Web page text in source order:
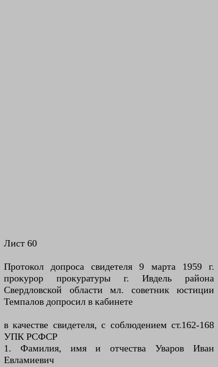
Лист 60
Протокол допроса свидетеля 9 марта 1959 г.
прокурор прокуратуры г. Ивдель района
Свердловской области мл. советник юстиции
Темпалов допросил в кабинете
в качестве свидетеля, с соблюдением ст.162-168
УПК РСФСР
1. Фамилия, имя и отчества Уваров Иван
Евламиевич